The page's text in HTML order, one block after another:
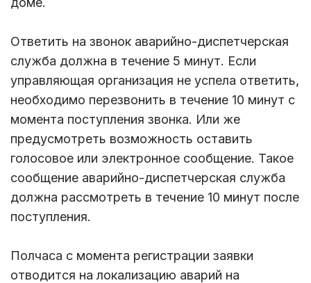
Ответить на звонок аварийно-диспетчерская
служба должна в течение 5 минут. Если
управляющая организация не успела ответить,
необходимо перезвонить в течение 10 минут с
момента поступления звонка. Или же
предусмотреть возможность оставить
голосовое или электронное сообщение. Такое
сообщение аварийно-диспетчерская служба
должна рассмотреть в течение 10 минут после
поступления.
Полчаса с момента регистрации заявки
отводится на локализацию аварий на